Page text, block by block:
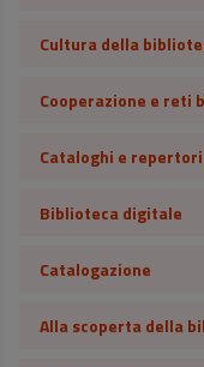
Cultura della
Cooperazione e reti
Cataloghi e repertori
Biblioteca digitale
Catalogazione
Alla scoperta della